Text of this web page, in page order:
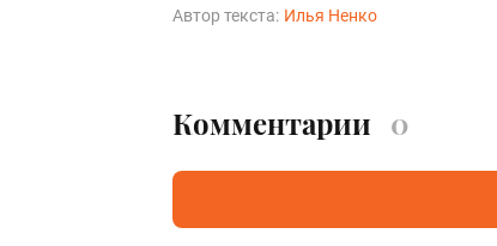
Автор текста: Илья Ненко
Комментарии 0